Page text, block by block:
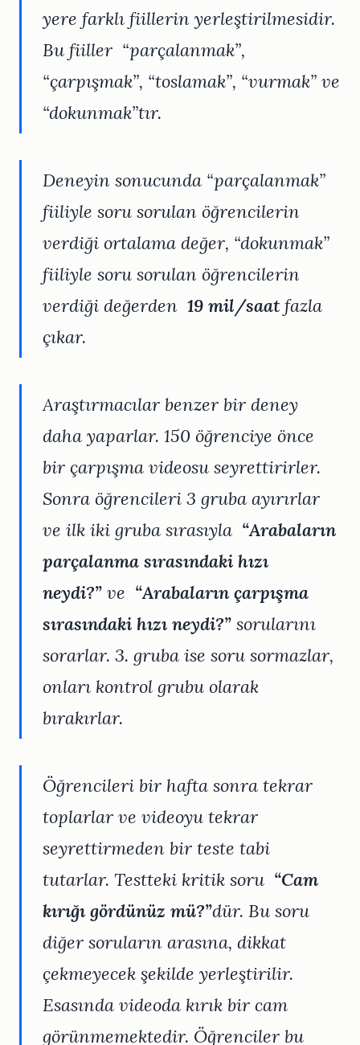
yere farklı fiillerin yerleştirilmesidir.
Bu fiiller “parçalanmak”,
“çarpışmak”, “toslamak”, “vurmak” ve
“dokunmak”tır.
Deneyin sonucunda “parçalanmak”
fiiliyle soru sorulan öğrencilerin
verdiği ortalama değer, “dokunmak”
fiiliyle soru sorulan öğrencilerin
verdiği değerden 19 mil/saat fazla
çıkar.
Araştırmacılar benzer bir deney
daha yaparlar. 150 öğrenciye önce
bir çarpışma videosu seyrettirirler.
Sonra öğrencileri 3 gruba ayırırlar
ve ilk iki gruba sırasıyla “Arabaların
parçalanma sırasındaki hızı
neydi?” ve “Arabaların çarpışma
sırasındaki hızı neydi?” sorularını
sorarlar. 3. gruba ise soru sormazlar,
onları kontrol grubu olarak
bırakırlar.
Öğrencileri bir hafta sonra tekrar
toplarlar ve videoyu tekrar
seyrettirmeden bir teste tabi
tutarlar. Testteki kritik soru “Cam
kırığı gördünüz mü?”dür. Bu soru
diğer soruların arasına, dikkat
çekmeyecek şekilde yerleştirilir.
Esasında videoda kırık bir cam
görünmemektedir. Öğrenciler bu